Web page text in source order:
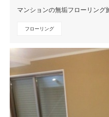
マンションの無垢フローリング
フローリング